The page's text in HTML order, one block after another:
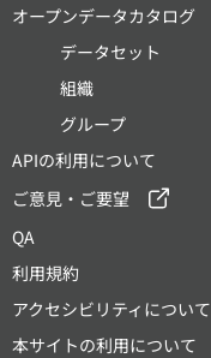
オープンデータカタログ
データセット
組織
グループ
APIの利用について
ご意見・ご要望
QA
利用規約
アクセシビリティについて
本サイトの利用について